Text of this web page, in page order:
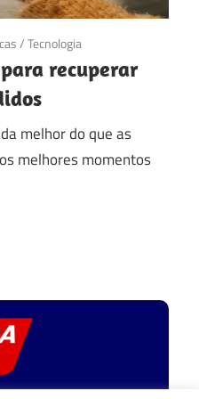
/Tecnologia
recuperar
melhor do que as
melhores momentos